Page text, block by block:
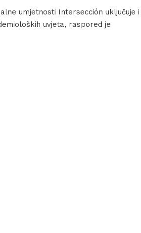
umjetnosti Intersección uključuje i
uvjeta, raspored je